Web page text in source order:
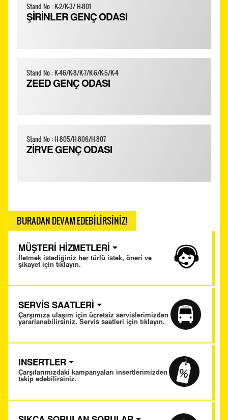
Stand No : K-2/K-3/ H-801
ŞİRİNLER GENÇ ODASI
Stand No : K-46/K-8/K-7/K-6/K-5/K-4
ZEED GENÇ ODASI
Stand No : H-805/H-806/H-807
ZİRVE GENÇ ODASI
BURADAN DEVAM EDEBİLİRSİNİZ!
MÜŞTERİ HİZMETLERİ
İletmek istediğiniz her türlü istek, öneri ve
şikayet için tıklayın.
SERVİS SAATLERİ
Çarşımıza ulaşım için ücretsiz servislerimizden
yararlanabilirsiniz. Servis saatleri için tıklayın.
INSERTLER
Çarşılarımızdaki kampanyaları insertlerimizden
takip edebilirsiniz.